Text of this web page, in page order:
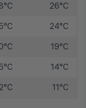
26°C
24°C
19°C
14°C
2°C 11°C